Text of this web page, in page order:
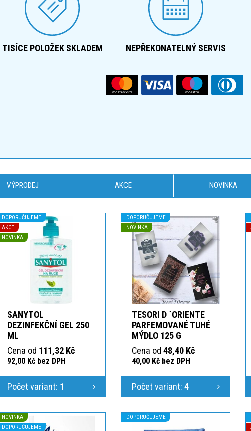
TISÍCE POLOŽEK SKLADEM NEPŘEKONATELNÝ SERVIS
VÝPRODEJ AKCE NOVINKA
DOPORUČUJEME
AKCE
NOVINKA
SANYTOL
DEZINFEKČNÍ GEL 250
ML
Cena od 111,32 Kč
92,00 Kč bez DPH
Počet variant: 1
DOPORUČUJEME
NOVINKA
TESORI D ´ORIENTE
PARFEMOVANÉ TUHÉ
MÝDLO 125 G
Cena od 48,40 Kč
40,00 Kč bez DPH
Počet variant: 4
NOVINKA
DOPORUČUJEME
DOPORUČUJEME